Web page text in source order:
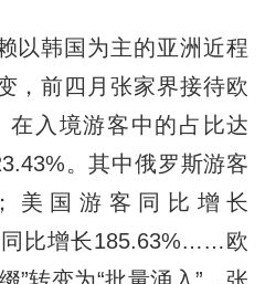
韩国为主的亚洲近程
，前四月张家界接待欧
在入境游客中的占比达
。其中俄罗斯游客
美国游客同比增长
同比增长185.63%……欧
”转变为“批量涌入”，张